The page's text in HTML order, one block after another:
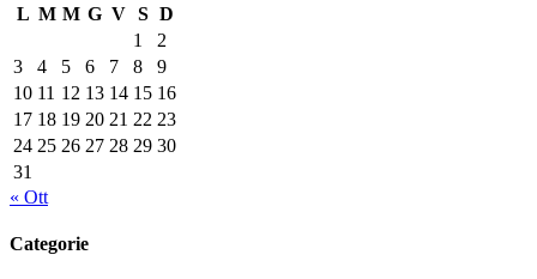
L M M G V S D
1
2
3
4 5 6 7 8
9
10 11 12 13 14 15 16
17 18 19 20 21 22 23
24 25 26 27 28 29 30
31
« Ott
Categorie